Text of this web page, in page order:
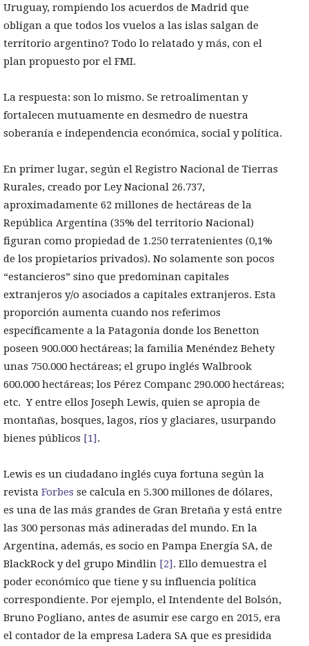
Uruguay, rompiendo los acuerdos de Madrid que
obligan a que todos los vuelos a las islas salgan de
territorio argentino? Todo lo relatado y más, con el
plan propuesto por el FMI.
La respuesta: son lo mismo. Se retroalimentan y
fortalecen mutuamente en desmedro de nuestra
soberanía e independencia económica, social y política.
En primer lugar, según el Registro Nacional de Tierras
Rurales, creado por Ley Nacional 26.737,
aproximadamente 62 millones de hectáreas de la
República Argentina (35% del territorio Nacional)
figuran como propiedad de 1.250 terratenientes (0,1%
de los propietarios privados). No solamente son pocos
“estancieros” sino que predominan capitales
extranjeros y/o asociados a capitales extranjeros. Esta
proporción aumenta cuando nos referimos
específicamente a la Patagonia donde los Benetton
poseen 900.000 hectáreas; la familia Menéndez Behety
unas 750.000 hectáreas; el grupo inglés Walbrook
600.000 hectáreas; los Pérez Companc 290.000 hectáreas;
etc. Y entre ellos Joseph Lewis, quien se apropia de
montañas, bosques, lagos, ríos y glaciares, usurpando
bienes públicos [1].
Lewis es un ciudadano inglés cuya fortuna según la
revista Forbes se calcula en 5.300 millones de dólares,
es una de las más grandes de Gran Bretaña y está entre
las 300 personas más adineradas del mundo. En la
Argentina, además, es socio en Pampa Energía SA, de
BlackRock y del grupo Mindlin [2]. Ello demuestra el
poder económico que tiene y su influencia política
correspondiente. Por ejemplo, el Intendente del Bolsón,
Bruno Pogliano, antes de asumir ese cargo en 2015, era
el contador de la empresa Ladera SA que es presidida